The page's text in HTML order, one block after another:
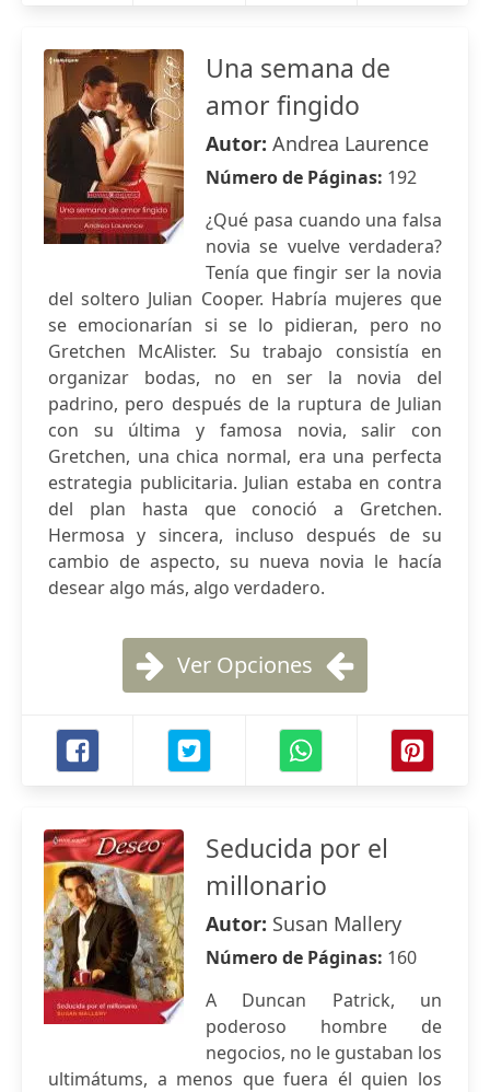
Una semana de
amor fingido
Autor: Andrea Laurence
Número de Páginas: 192
¿Qué pasa cuando una falsa
novia se vuelve verdadera?
Tenía que fingir ser la novia
del soltero Julian Cooper. Habría mujeres que
se emocionarían si se lo pidieran, pero no
Gretchen McAlister. Su trabajo consistía en
organizar bodas, no en ser la novia del
padrino, pero después de la ruptura de Julian
con su última y famosa novia, salir con
Gretchen, una chica normal, era una perfecta
estrategia publicitaria. Julian estaba en contra
del plan hasta que conoció a Gretchen.
Hermosa y sincera, incluso después de su
cambio de aspecto, su nueva novia le hacía
desear algo más, algo verdadero.
Ver Opciones
Seducida por el
millonario
Autor: Susan Mallery
Número de Páginas: 160
A Duncan Patrick, un
poderoso hombre de
negocios, no le gustaban los
ultimátums, a menos que fuera él quien los